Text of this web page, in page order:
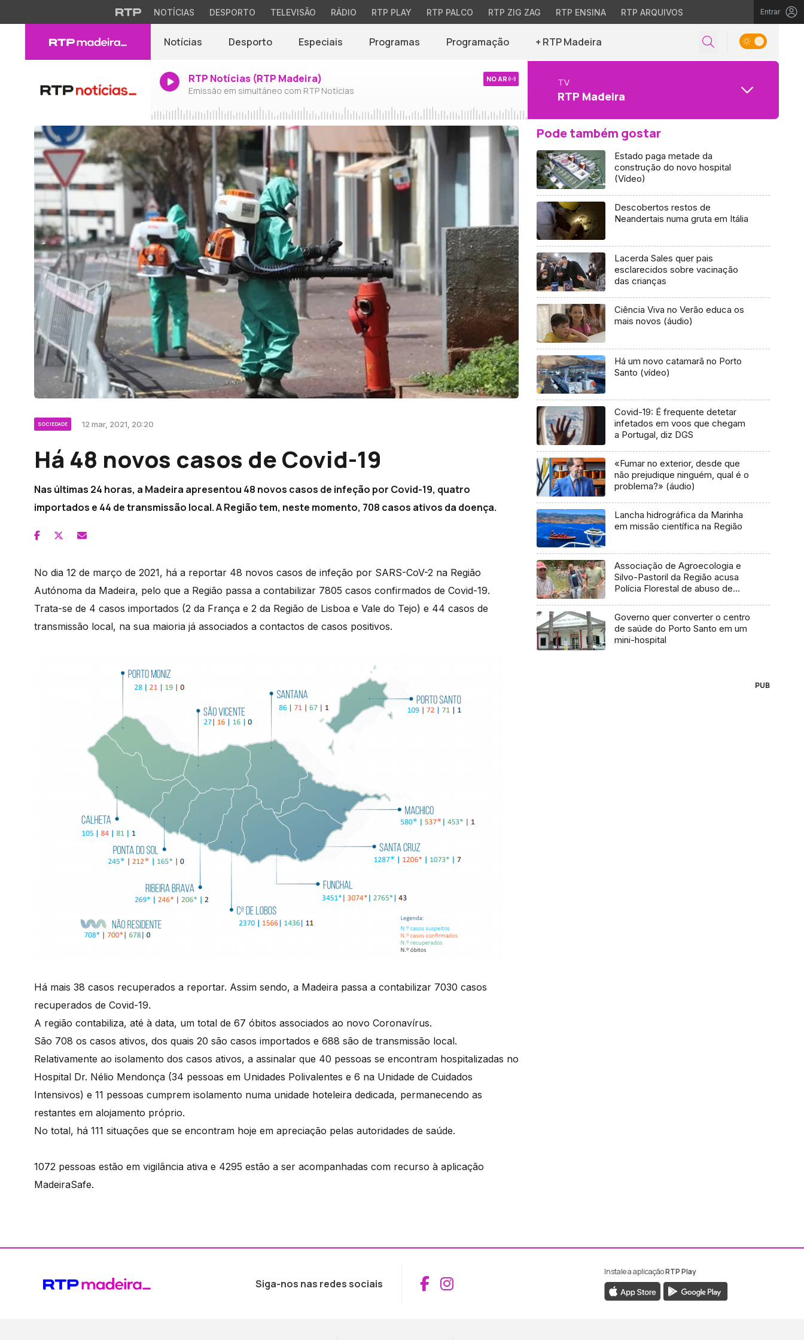
NOTÍCIAS DESPORTO TELEVISÃO RÁDIO RTP PLAY RTP PALCO RTP ZIG ZAG RTP ENSINA RTP ARQUIVOS Entrar
Notícias Desporto Especiais Programas Programação + RTP Madeira
RTP Notícias (RTP Madeira)
Emissão em simultâneo com RTP Notícias
NO AR TV
RTP Madeira
SOCIEDADE 12 mar, 2021, 20:20
Há 48 novos casos de Covid-19
Nas últimas 24 horas, a Madeira apresentou 48 novos casos de infeção por Covid-19, quatro
importados e 44 de transmissão local. A Região tem, neste momento, 708 casos ativos da doença.
No dia 12 de março de 2021, há a reportar 48 novos casos de infeção por SARS-CoV-2 na Região
Autónoma da Madeira, pelo que a Região passa a contabilizar 7805 casos confirmados de Covid-19.
Trata-se de 4 casos importados (2 da França e 2 da Região de Lisboa e Vale do Tejo) e 44 casos de
transmissão local, na sua maioria já associados a contactos de casos positivos.
Há mais 38 casos recuperados a reportar. Assim sendo, a Madeira passa a contabilizar 7030 casos
recuperados de Covid-19.
A região contabiliza, até à data, um total de 67 óbitos associados ao novo Coronavírus.
São 708 os casos ativos, dos quais 20 são casos importados e 688 são de transmissão local.
Relativamente ao isolamento dos casos ativos, a assinalar que 40 pessoas se encontram hospitalizadas no
Hospital Dr. Nélio Mendonça (34 pessoas em Unidades Polivalentes e 6 na Unidade de Cuidados
Intensivos) e 11 pessoas cumprem isolamento numa unidade hoteleira dedicada, permanecendo as
restantes em alojamento próprio.
No total, há 111 situações que se encontram hoje em apreciação pelas autoridades de saúde.
1072 pessoas estão em vigilância ativa e 4295 estão a ser acompanhadas com recurso à aplicação
MadeiraSafe.
Pode também gostar
Estado paga metade da
construção do novo hospital
(Vídeo)
Descobertos restos de
Neandertais numa gruta em Itália
Lacerda Sales quer pais
esclarecidos sobre vacinação
das crianças
Ciência Viva no Verão educa os
mais novos (áudio)
Há um novo catamarã no Porto
Santo (vídeo)
Covid-19: É frequente detetar
infetados em voos que chegam
a Portugal, diz DGS
«Fumar no exterior, desde que
não prejudique ninguém, qual é o
problema?» (áudio)
Lancha hidrográfica da Marinha
em missão científica na Região
Associação de Agroecologia e
Silvo-Pastoril da Região acusa
Polícia Florestal de abuso de
Governo quer converter o centro
de saúde do Porto Santo em um
mini-hospital
PUB
Siga-nos nas redes sociais Aceder ao Facebook da RTP Madeira
Aceder ao Instagram da RTP Madeira
Instale a aplicaçãoRTP Play